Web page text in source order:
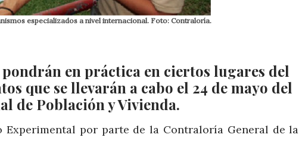
especializados a nivel internacional. Foto: Contraloría.
en práctica en ciertos lugares del
que se llevarán a cabo el 24 de mayo del
de Población y Vivienda.
Experimental por parte de la Contraloría General de la